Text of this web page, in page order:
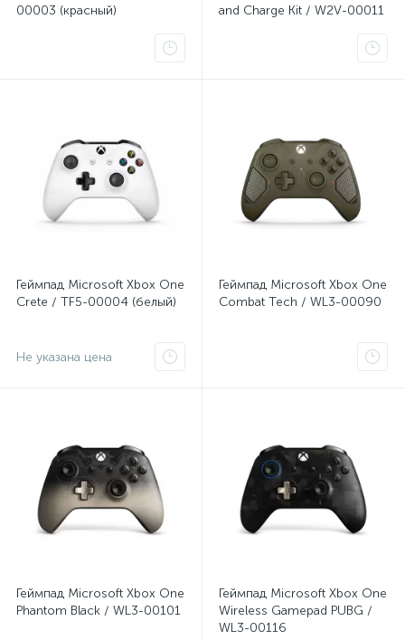
00003 (красный)
and Charge Kit / W2V-00011
Геймпад Microsoft Xbox One
Crete / TF5-00004 (белый)
Не указана цена
Геймпад Microsoft Xbox One
Combat Tech / WL3-00090
Геймпад Microsoft Xbox One
Phantom Black / WL3-00101
Геймпад Microsoft Xbox One
Wireless Gamepad PUBG /
WL3-00116